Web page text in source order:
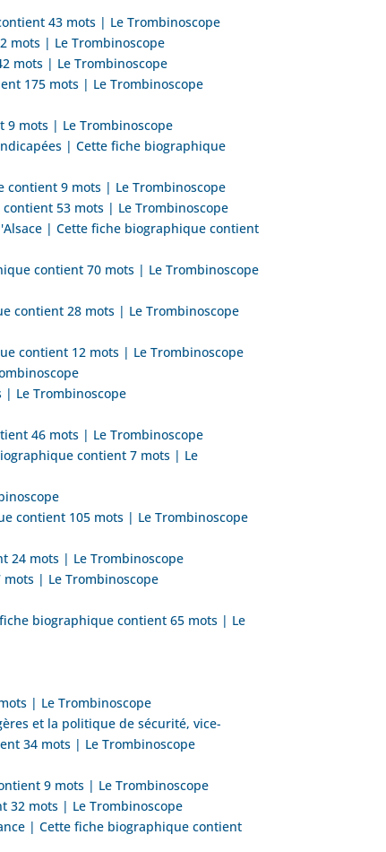
43 mots | Le Trombinoscope
mots | Le Trombinoscope
mots | Le Trombinoscope
175 mots | Le Trombinoscope
9 mots | Le Trombinoscope
| Cette fiche biographique
contient 9 mots | Le Trombinoscope
53 mots | Le Trombinoscope
| Cette fiche biographique contient
contient 70 mots | Le Trombinoscope
contient 28 mots | Le Trombinoscope
contient 12 mots | Le Trombinoscope
| Le Trombinoscope
46 mots | Le Trombinoscope
contient 7 mots | Le
contient 105 mots | Le Trombinoscope
24 mots | Le Trombinoscope
| Le Trombinoscope
biographique contient 65 mots | Le
| Le Trombinoscope
et la politique de sécurité, vice-
34 mots | Le Trombinoscope
9 mots | Le Trombinoscope
32 mots | Le Trombinoscope
| Cette fiche biographique contient